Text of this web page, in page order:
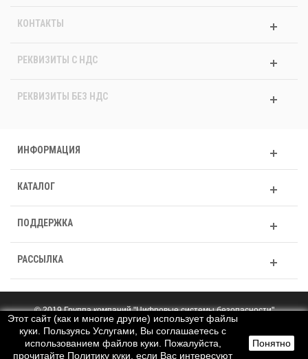
КОНТАКТЫ
РЕКВИЗИТЫ C НДС
РЕКВИЗИТЫ БЕЗ НДС
ИНФОРМАЦИЯ
КАТАЛОГ
ПОДДЕРЖКА
РАССЫЛКА
Этот сайт (как и многие другие) использует файлы
куки. Пользуясь Услугами, Вы соглашаетесь с
использованием файлов куки. Пожалуйста,
прочитайте Политику куки, если Вас интересуют
Понятно
© 2019 Группа компаний "Цифровые системы безопасности"
Полная версия